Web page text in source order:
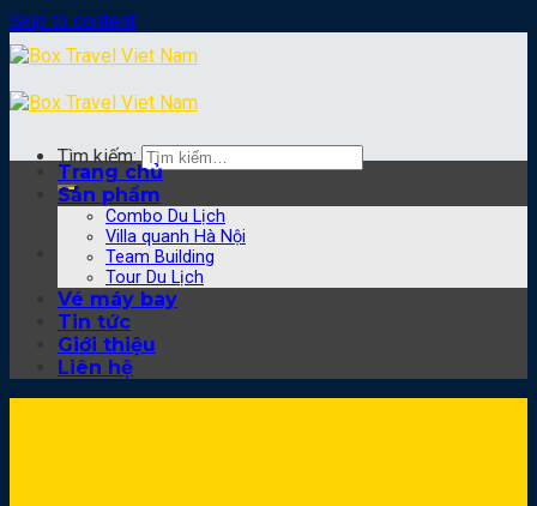
Skip to content
Tìm kiếm:
Trang chủ
Sản phẩm
Combo Du Lịch
Villa quanh Hà Nội
Team Building
Tour Du Lịch
Vé máy bay
Tin tức
Giới thiệu
Liên hệ